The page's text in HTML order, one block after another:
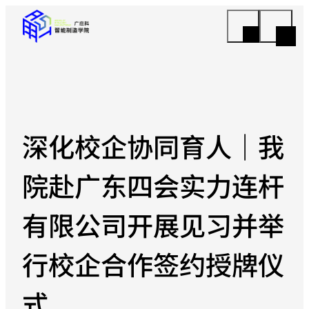
深化校企协同育人｜我
院赴广东四会实力连杆
有限公司开展见习并举
行校企合作签约授牌仪